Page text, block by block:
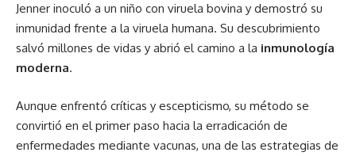
Jenner inoculó a un niño con viruela bovina y demostró su
inmunidad frente a la viruela humana. Su descubrimiento
salvó millones de vidas y abrió el camino a la inmunología
moderna.
Aunque enfrentó críticas y escepticismo, su método se
convirtió en el primer paso hacia la erradicación de
enfermedades mediante vacunas, una de las estrategias de